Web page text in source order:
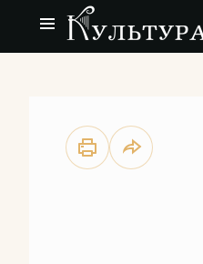
3-комнатная79.44 м